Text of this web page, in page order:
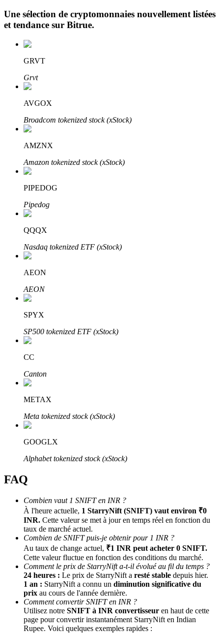
Investissement automobile
Découvrez comment gagner un revenu passif
Bitrue
Partenaires Bitrue
Affiliés Bitrue
Parrainage
Invitez un ami pour recevoir des récompenses en espèces
BTC Welcome Rewards
Une sélection de cryptomonnaies nouvellement listées
et tendance sur Bitrue.
GRVT
Grvt
AVGOX
Broadcom tokenized stock (xStock)
AMZNX
Amazon tokenized stock (xStock)
PIPEDOG
Pipedog
QQQX
Nasdaq tokenized ETF (xStock)
AEON
AEON
SPYX
SP500 tokenized ETF (xStock)
CC
Canton
METAX
Meta tokenized stock (xStock)
GOOGLX
Alphabet tokenized stock (xStock)
FAQ
Combien vaut 1 SNIFT en INR ?
À l'heure actuelle, 1 StarryNift (SNIFT) vaut environ ₹0
INR. Cette valeur se met à jour en temps réel en fonction du
taux de marché actuel.
Combien de SNIFT puis-je obtenir pour 1 INR ?
Au taux de change actuel, ₹1 INR peut acheter 0 SNIFT.
Cette valeur fluctue en fonction des conditions du marché.
Comment le prix de StarryNift a-t-il évolué au fil du temps ?
24 heures : Le prix de StarryNift a resté stable depuis hier.
1 an : StarryNift a connu un diminution significative du
prix au cours de l'année dernière.
Comment convertir SNIFT en INR ?
Utilisez notre SNIFT à INR convertisseur en haut de cette
page pour convertir instantanément StarryNift en Indian
Rupee. Voici quelques exemples rapides :